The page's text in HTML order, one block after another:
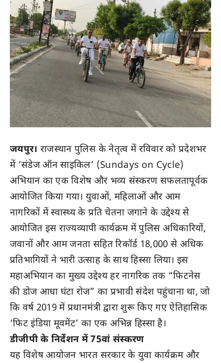
जयपुर। राजस्थान पुलिस के नेतृत्व में रविवार को प्रदेशभर
में ‘संडेज ऑन साइकिल’ (Sundays on Cycle)
अभियान का एक विशेष और भव्य संस्करण सफलतापूर्वक
आयोजित किया गया। युवाओं, महिलाओं और आम
नागरिकों में स्वास्थ्य के प्रति चेतना जगाने के उद्देश्य से
आयोजित इस राज्यव्यापी कार्यक्रम में पुलिस अधिकारियों,
जवानों और आम जनता सहित रिकॉर्ड 18,000 से अधिक
प्रतिभागियों ने भारी उत्साह के साथ हिस्सा लिया। इस
महाअभियान का मुख्य उद्देश्य हर नागरिक तक “फिटनेस
की डोज आधा घंटा रोज” का प्रभावी संदेश पहुंचाना था, जो
कि वर्ष 2019 में प्रधानमंत्री द्वारा शुरू किए गए ऐतिहासिक
‘फिट इंडिया मूवमेंट’ का एक अभिन्न हिस्सा है।
डीजीपी के निर्देशन में 75वां संस्करण
यह विशेष आयोजन भारत सरकार के युवा कार्यक्रम और